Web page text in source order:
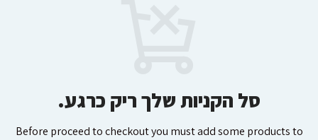
סל הקניות שלך ריק כרגע.
Before proceed to checkout you must add some products to